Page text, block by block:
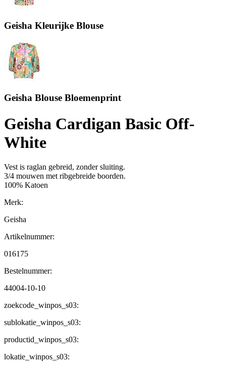
Geisha Kleurijke Blouse
Geisha Blouse Bloemenprint
Geisha Cardigan Basic Off-
White
Vest is raglan gebreid, zonder sluiting.
3/4 mouwen met ribgebreide boorden.
100% Katoen
Merk:
Geisha
Artikelnummer:
016175
Bestelnummer:
44004-10-10
zoekcode_winpos_s03:
sublokatie_winpos_s03:
productid_winpos_s03:
lokatie_winpos_s03: